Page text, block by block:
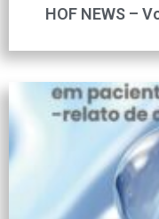
HOF NEWS –